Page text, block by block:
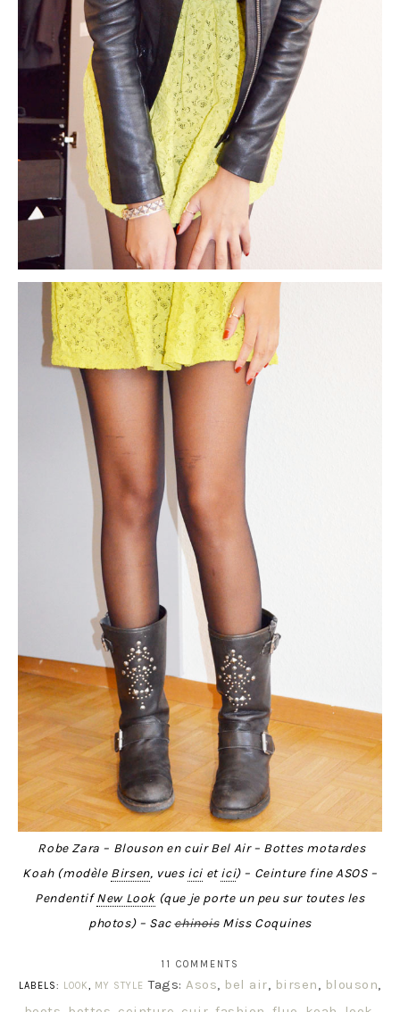
Robe Zara – Blouson en cuir Bel Air – Bottes motardes
Koah (modèle Birsen, vues icietici) – Ceinture fine ASOS –
PendentifNew Look (que je porte un peu sur toutes les
photos) – SacchinoisMiss Coquines
11 COMMENTS
LABELS:
LOOK, MY STYLE Tags:Asos, bel air, birsen, blouson,